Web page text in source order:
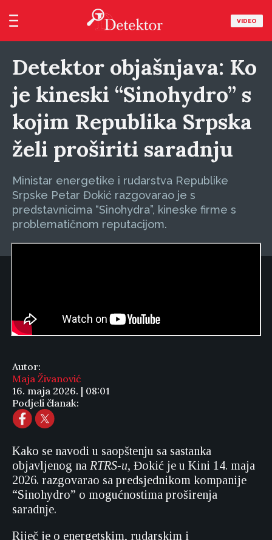
VIDEO
Detektor objašnjava: Ko
je kineski “Sinohydro” s
kojim Republika Srpska
želi proširiti saradnju
Ministar energetike i rudarstva Republike
Srpske Petar Đokić razgovarao je s
predstavnicima “Sinohydra”, kineske firme s
problematičnom reputacijom.
Autor:
Maja Živanović
16. maja 2026. | 08:01
Podjeli članak:
Kako se navodi u saopštenju sa sastanka
objavljenog na RTRS-u, Đokić je u Kini 14. maja
2026. razgovarao sa predsjednikom kompanije
“Sinohydro” o mogućnostima proširenja
saradnje.
Riječ je o energetskim, rudarskim i